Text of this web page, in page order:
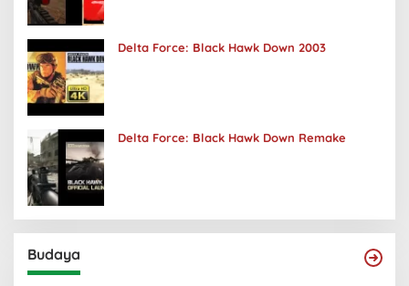
Delta Force: Black Hawk Down 2003
Delta Force: Black Hawk Down Remake
Budaya